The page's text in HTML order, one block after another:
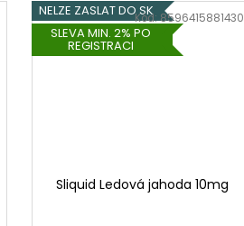
NELZE ZASLAT DO SK
SLEVA MIN. 2% PO
REGISTRACI
Sliquid Ledová jahoda 10mg
Kód:8596415881430